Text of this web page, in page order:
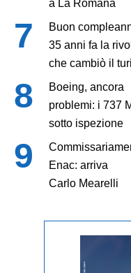
a La Romana
Buon
35 anni fa la
che cambiò il
Boeing, ancora
problemi: i 737
sotto ispezione
Enac: arriva
Carlo Mearelli